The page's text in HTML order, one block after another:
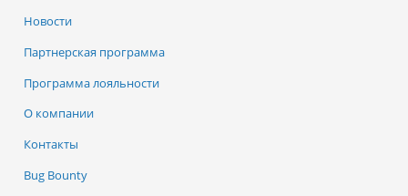
Новости
Партнерская программа
Программа лояльности
О компании
Контакты
Bug Bounty